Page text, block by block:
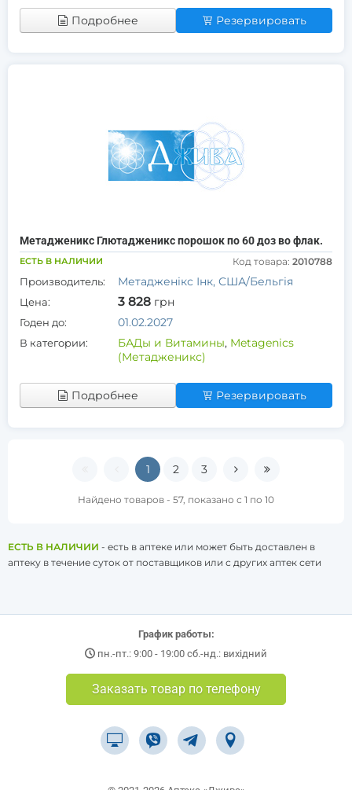
Подробнее Резервировать
Метадженикс Глютадженикс порошок по 60 доз во флак.
ЕСТЬ В НАЛИЧИИ Код товара: 2010788
Производитель: Метадженікс Інк, США/Бельгія
Цена: 3 828 грн
Годен до: 01.02.2027
В категории: БАДы и Витамины, Metagenics
(Метадженикс)
Подробнее Резервировать
1 2 3
Найдено товаров - 57, показано с 1 по 10
ЕСТЬ В НАЛИЧИИ - есть в аптеке или может быть доставлен в
аптеку в течение суток от поставщиков или с других аптек сети
График работы:
пн.-пт.: 9:00 - 19:00 сб.-нд.: вихідний
Заказать товар по телефону